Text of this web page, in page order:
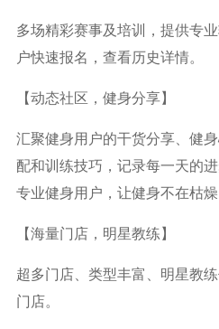
多场精彩赛事及培训，提供专
户快速报名，查看历史详情。
【动态社区，健身分享】
汇聚健身用户的干货分享、健
配和训练技巧，记录每一天的
专业健身用户，让健身不在枯燥
【海量门店，明星教练】
超多门店、类型丰富、明星教
门店。